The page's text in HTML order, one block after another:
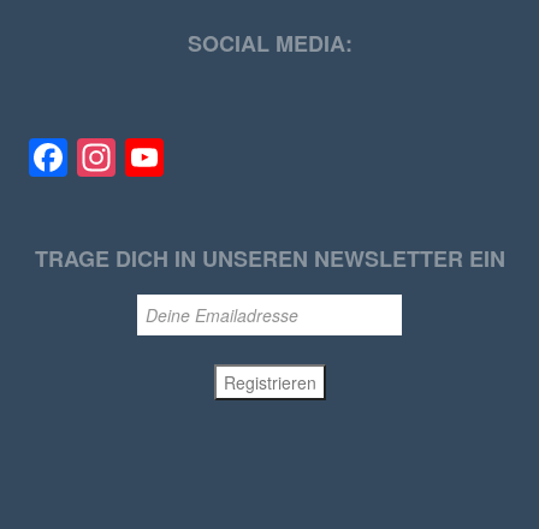
SOCIAL MEDIA:
Facebook
Instagram
TRAGE DICH IN UNSEREN NEWSLETTER EIN